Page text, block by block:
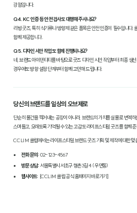
강점입니다.
Q4. KC 인증 등 안전 검사도 대행해 주시나요?
리빙 굿즈, 특히 식기류나 방향제 같은 품목은 안전 인증이 필수입니다
함께 제공합니다.
Q5. 디자인 시안 작업도 함께 진행되나요?
네, 브랜드 아이덴티티를 바탕으로 굿즈 디자인 시안 작업부터 최종 생
경우에도 방향 설정 단계부터 함께 고민해 드립니다.
당신의 브랜드를 일상의 오브제로
단순히 물건을 찍어내는 공장이 아니라, 브랜드의 가치를 실물로 번역
스며들고, 오래도록 기억될 수 있는 고감도 라이프스타일 굿즈를 함께
CCLIM 클림에서는 라이프스타일 브랜드 굿즈 기획 및 제작에 대한 맞
전화 문의: 02-123-4567
방문 상담: 서울특별시 서초구 형촌3길 4 (우면동)
웹사이트: [CCLIM 클림 공식 홈페이지 바로가기]